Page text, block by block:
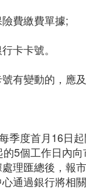
費繳費單據;
卡卡號。
有變動的，應
季度首月16日
5個工作日內
理匯總後，報
通過銀行將相